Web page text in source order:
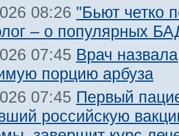
08:26 "Бьют четко
– о популярных
07:45 Врач назвала
порцию арбуза
07:45 Первый
российскую